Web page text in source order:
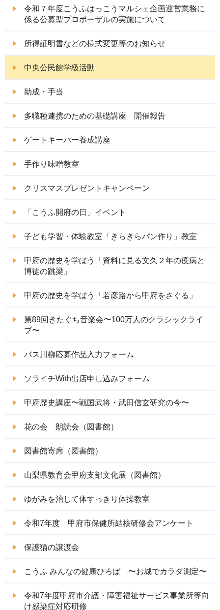
令和７年度こうふはっこうマルシェ企画運営業務に
係る公募型プロポーザルの実施について
所得証明書などの様式変更等のお知らせ
中央公民館学級活動
助成・手当
多職種連携のための基礎講座 開催報告
ゲートキーパー養成講座
手作り味噌教室
クリスマスプレゼントキャンペーン
「こうふ開府の日」イベント
子ども学習・体験教室「きらきらパン作り」教室
甲府の歴史を学ぼう「資料に見る文久２年の疫病と
博徒の跳梁」
甲府の歴史を学ぼう「若彦路から甲府をさぐる」
第89回きたぐち音楽会〜100万人のクラシックライ
ブ〜
バス川柳応募作品入力フォーム
ソライチWith出店申し込みフォーム
甲府歴史講座〜戦国武将・武田信玄研究の今〜
花の会 朗読会（図書館）
図書館寄席（図書館）
山梨県教育会甲府支部文化展（図書館）
ゆがみを治して体すっきり体操教室
令和7年度 甲府市保健所結核研修会アンケート
保護猫の譲渡会
こうふ みんなの健康ひろば 〜お城でカラダ測定〜
令和7年度甲府市介護・障害福祉サービス事業所等向
け感染症対応研修